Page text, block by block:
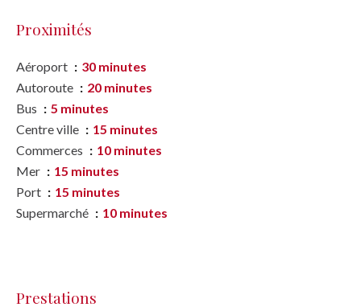
Proximités
Aéroport
30 minutes
Autoroute
20 minutes
Bus
5 minutes
Centre ville
15 minutes
Commerces
10 minutes
Mer
15 minutes
Port
15 minutes
Supermarché
10 minutes
Prestations